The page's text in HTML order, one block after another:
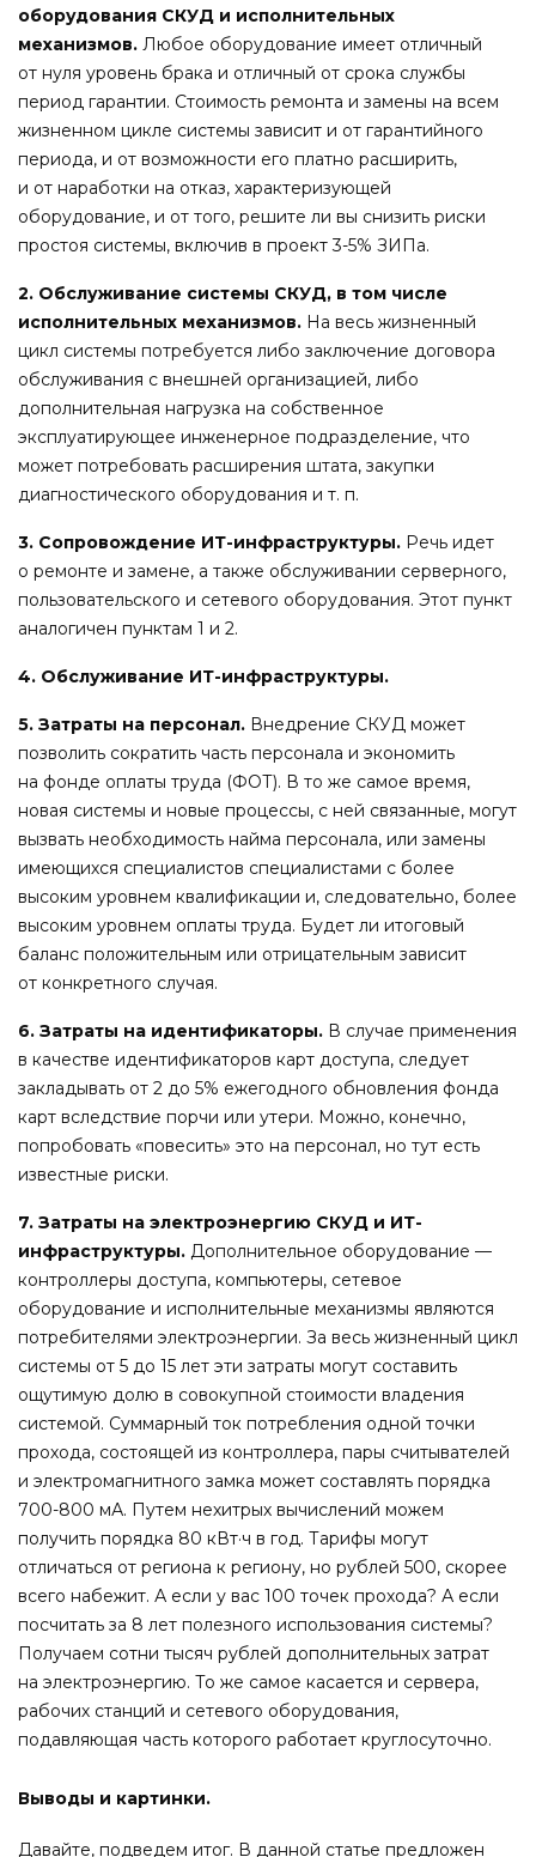
оборудования СКУД и исполнительных
механизмов. Любое оборудование имеет отличный
от нуля уровень брака и отличный от срока службы
период гарантии. Стоимость ремонта и замены на всем
жизненном цикле системы зависит и от гарантийного
периода, и от возможности его платно расширить,
и от наработки на отказ, характеризующей
оборудование, и от того, решите ли вы снизить риски
простоя системы, включив в проект 3-5% ЗИПа.
2. Обслуживание системы СКУД, в том числе
исполнительных механизмов. На весь жизненный
цикл системы потребуется либо заключение договора
обслуживания с внешней организацией, либо
дополнительная нагрузка на собственное
эксплуатирующее инженерное подразделение, что
может потребовать расширения штата, закупки
диагностического оборудования и т. п.
3. Сопровождение ИТ-инфраструктуры. Речь идет
о ремонте и замене, а также обслуживании серверного,
пользовательского и сетевого оборудования. Этот пункт
аналогичен пунктам 1 и 2.
4. Обслуживание ИТ-инфраструктуры.
5. Затраты на персонал. Внедрение СКУД может
позволить сократить часть персонала и экономить
на фонде оплаты труда (ФОТ). В то же самое время,
новая системы и новые процессы, с ней связанные, могут
вызвать необходимость найма персонала, или замены
имеющихся специалистов специалистами с более
высоким уровнем квалификации и, следовательно, более
высоким уровнем оплаты труда. Будет ли итоговый
баланс положительным или отрицательным зависит
от конкретного случая.
6. Затраты на идентификаторы. В случае применения
в качестве идентификаторов карт доступа, следует
закладывать от 2 до 5% ежегодного обновления фонда
карт вследствие порчи или утери. Можно, конечно,
попробовать «повесить» это на персонал, но тут есть
известные риски.
7. Затраты на электроэнергию СКУД и ИТ-
инфраструктуры. Дополнительное оборудование —
контроллеры доступа, компьютеры, сетевое
оборудование и исполнительные механизмы являются
потребителями электроэнергии. За весь жизненный цикл
системы от 5 до 15 лет эти затраты могут составить
ощутимую долю в совокупной стоимости владения
системой. Суммарный ток потребления одной точки
прохода, состоящей из контроллера, пары считывателей
и электромагнитного замка может составлять порядка
700-800 мА. Путем нехитрых вычислений можем
получить порядка 80 кВт·ч в год. Тарифы могут
отличаться от региона к региону, но рублей 500, скорее
всего набежит. А если у вас 100 точек прохода? А если
посчитать за 8 лет полезного использования системы?
Получаем сотни тысяч рублей дополнительных затрат
на электроэнергию. То же самое касается и сервера,
рабочих станций и сетевого оборудования,
подавляющая часть которого работает круглосуточно.
Выводы и картинки.
Давайте, подведем итог. В данной статье предложен